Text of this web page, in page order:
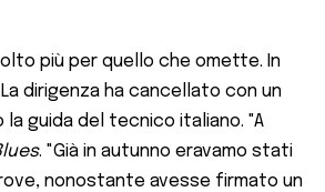
più per quello che omette. In
dirigenza ha cancellato con un
guida del tecnico italiano. "A
. "Già in autunno eravamo stati
nonostante avesse firmato un